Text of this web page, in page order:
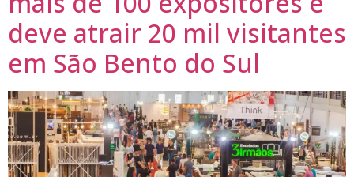
deve atrair 20 mil visitantes
em São Bento do Sul